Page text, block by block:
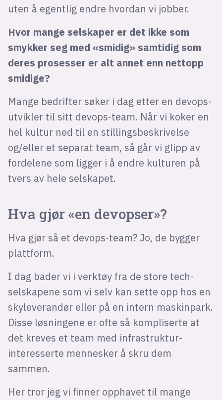
uten å egentlig endre hvordan vi jobber.
Hvor mange selskaper er det ikke som
smykker seg med «smidig» samtidig som
deres prosesser er alt annet enn nettopp
smidige?
Mange bedrifter søker i dag etter en devops-
utvikler til sitt devops-team. Når vi koker en
hel kultur ned til en stillingsbeskrivelse
og/eller et separat team, så går vi glipp av
fordelene som ligger i å endre kulturen på
tvers av hele selskapet.
Hva gjør «en devopser»?
Hva gjør så et devops-team? Jo, de bygger
plattform.
I dag bader vi i verktøy fra de store tech-
selskapene som vi selv kan sette opp hos en
skyleverandør eller på en intern maskinpark.
Disse løsningene er ofte så kompliserte at
det kreves et team med infrastruktur-
interesserte mennesker å skru dem
sammen.
Her tror jeg vi finner opphavet til mange